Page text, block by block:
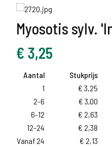
Myosotis sylv.
€ 3,25
Aantal
Stukprijs
1
€ 3,25
2-6
€ 3,00
6-12
€ 2,63
12-24
€ 2,38
Vanaf 24
€ 2,13